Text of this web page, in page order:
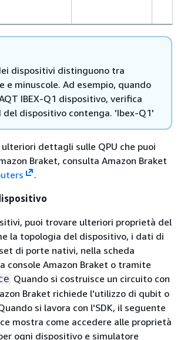
dispositivi distinguono tra
e minuscole. Ad esempio, quando
IBEX-Q1 dispositivo, verifica
del dispositivo contenga. 'Ibex-Q1'
ulteriori dettagli sulle QPU che puoi
Braket, consulta Amazon Braket
.
puoi trovare ulteriori proprietà del
la topologia del dispositivo, i dati di
di porte nativi, nella scheda
console Amazon Braket o tramite
Quando si costruisce un circuito con
Braket richiede l'utilizzo di qubit o
si lavora con l'SDK, il seguente
mostra come accedere alle proprietà
ogni dispositivo e simulatore